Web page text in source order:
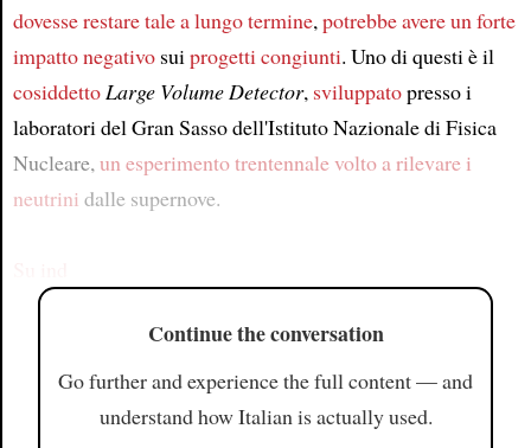
dovesse restare talea lungo termine,potrebbe avereun forte
impatto negativosuiprogetti congiunti. Uno di questi è il
cosiddettoLarge Volume Detector, sviluppatopresso i
laboratori del Gran Sasso dell'Istituto Nazionale di Fisica
Nucleare,un esperimento trentennalevolto arilevare i
neutrini dalle supernove.
Continue the conversation
Go further and experience the full content — and
understand how Italian is actually used.